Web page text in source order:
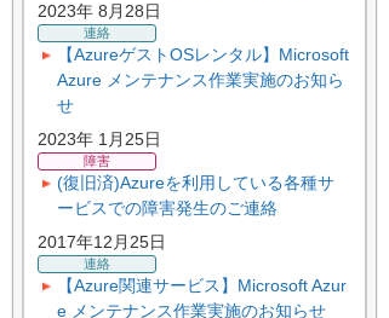
2023年 8月28日
連絡
【AzureゲストOSレンタル】Microsoft
Azure メンテナンス作業実施のお知ら
せ
2023年 1月25日
障害
(復旧済)Azureを利用している各種サ
ービスでの障害発生のご連絡
2017年12月25日
連絡
【Azure関連サービス】Microsoft Azur
e メンテナンス作業実施のお知らせ